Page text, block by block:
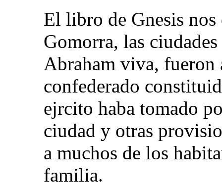
El libro de Gnesis
Gomorra, las
Abraham viva, fueron
confederado
ejrcito haba tomado
ciudad y otras
a muchos de los
familia.